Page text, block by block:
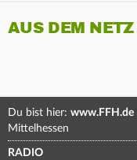
AUS DEM NETZ
Du bist hier: www.FFH.de
Mittelhessen
RADIO